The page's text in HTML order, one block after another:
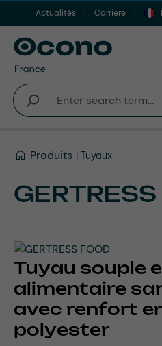
Aller au contenu principal
Actualités Carrière
Produits Tuyaux
Tuyau souple
alimentaire
avec renfort
polyester